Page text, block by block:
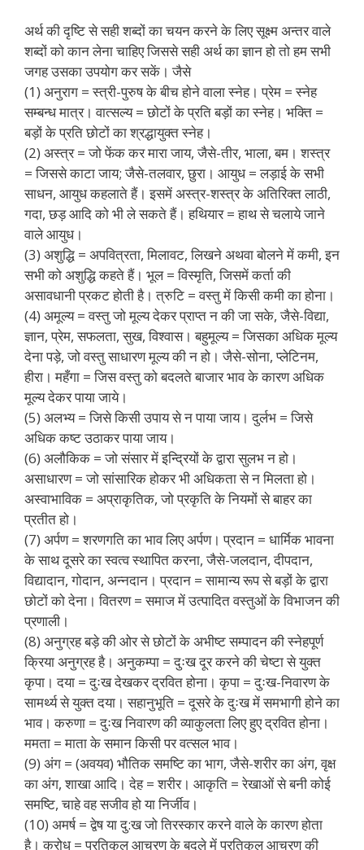
अर्थ की दृष्टि से सही शब्दों का चयन करने के लिए सूक्ष्म अन्तर वाले
शब्दों को कान लेना चाहिए जिससे सही अर्थ का ज्ञान हो तो हम सभी
जगह उसका उपयोग कर सकें। जैसे
(1) अनुराग = स्त्री-पुरुष के बीच होने वाला स्नेह। प्रेम = स्नेह
सम्बन्ध मात्र। वात्सल्य = छोटों के प्रति बड़ों का स्नेह। भक्ति =
बड़ों के प्रति छोटों का श्रद्धायुक्त स्नेह।
(2) अस्त्र = जो फेंक कर मारा जाय, जैसे-तीर, भाला, बम। शस्त्र
= जिससे काटा जाय; जैसे-तलवार, छुरा। आयुध = लड़ाई के सभी
साधन, आयुध कहलाते हैं। इसमें अस्त्र-शस्त्र के अतिरिक्त लाठी,
गदा, छड़ आदि को भी ले सकते हैं। हथियार = हाथ से चलाये जाने
वाले आयुध।
(3) अशुद्धि = अपवित्रता, मिलावट, लिखने अथवा बोलने में कमी, इन
सभी को अशुद्धि कहते हैं। भूल = विस्मृति, जिसमें कर्ता की
असावधानी प्रकट होती है। त्रुटि = वस्तु में किसी कमी का होना।
(4) अमूल्य = वस्तु जो मूल्य देकर प्राप्त न की जा सके, जैसे-विद्या,
ज्ञान, प्रेम, सफलता, सुख, विश्वास। बहुमूल्य = जिसका अधिक मूल्य
देना पड़े, जो वस्तु साधारण मूल्य की न हो। जैसे-सोना, प्लेटिनम,
हीरा। महँगा = जिस वस्तु को बदलते बाजार भाव के कारण अधिक
मूल्य देकर पाया जाये।
(5) अलभ्य = जिसे किसी उपाय से न पाया जाय। दुर्लभ = जिसे
अधिक कष्ट उठाकर पाया जाय।
(6) अलौकिक = जो संसार में इन्द्रियों के द्वारा सुलभ न हो।
असाधारण = जो सांसारिक होकर भी अधिकता से न मिलता हो।
अस्वाभाविक = अप्राकृतिक, जो प्रकृति के नियमों से बाहर का
प्रतीत हो।
(7) अर्पण = शरणगति का भाव लिए अर्पण। प्रदान = धार्मिक भावना
के साथ दूसरे का स्वत्व स्थापित करना, जैसे-जलदान, दीपदान,
विद्यादान, गोदान, अन्नदान। प्रदान = सामान्य रूप से बड़ों के द्वारा
छोटों को देना। वितरण = समाज में उत्पादित वस्तुओं के विभाजन की
प्रणाली।
(8) अनुग्रह बड़े की ओर से छोटों के अभीष्ट सम्पादन की स्नेहपूर्ण
क्रिया अनुग्रह है। अनुकम्पा = दुःख दूर करने की चेष्टा से युक्त
कृपा। दया = दुःख देखकर द्रवित होना। कृपा = दुःख-निवारण के
सामर्थ्य से युक्त दया। सहानुभूति = दूसरे के दुःख में समभागी होने का
भाव। करुणा = दुःख निवारण की व्याकुलता लिए हुए द्रवित होना।
ममता = माता के समान किसी पर वत्सल भाव।
(9) अंग = (अवयव) भौतिक समष्टि का भाग, जैसे-शरीर का अंग, वृक्ष
का अंग, शाखा आदि। देह = शरीर। आकृति = रेखाओं से बनी कोई
समष्टि, चाहे वह सजीव हो या निर्जीव।
(10) अमर्ष = द्वेष या दु:ख जो तिरस्कार करने वाले के कारण होता
है। क्रोध = प्रतिकूल आचरण के बदले में प्रतिकूल आचरण की